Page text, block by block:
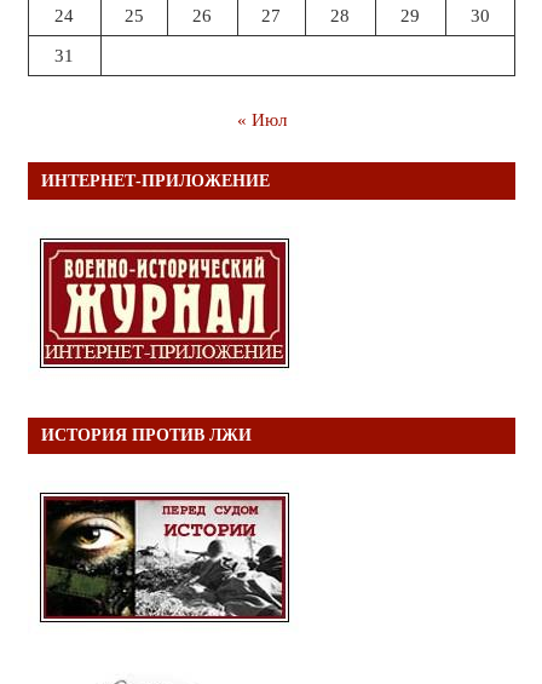
24 25 26 27 28 29 30
31
« Июл
ИНТЕРНЕТ-ПРИЛОЖЕНИЕ
ИСТОРИЯ ПРОТИВ ЛЖИ